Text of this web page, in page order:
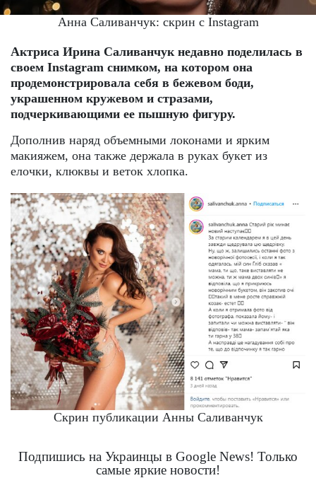
Анна Саливанчук: скрин с Instagram
Актриса Ирина Саливанчук недавно поделилась в
своем Instagram снимком, на котором она
продемонстрировала себя в бежевом боди,
украшенном кружевом и стразами,
подчеркивающими ее пышную фигуру.
Дополнив наряд объемными локонами и ярким
макияжем, она также держала в руках букет из
елочки, клюквы и веток хлопка.
Скрин публикации Анны Саливанчук
Подпишись на Украинцы в Google News! Только
самые яркие новости!